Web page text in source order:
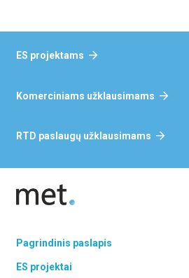
ES projektams
Komerciniams užklausimams
RTD paslaugų užklausimams
Pagrindinis paslapis
ES projektai